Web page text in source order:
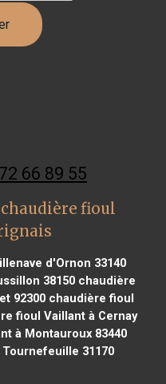
66 89 55
fioul
d'Ornon 33140
38150 chaudière
92300chaudière fioul
fioul Vaillant à Cernay
à Montauroux 83440
31170